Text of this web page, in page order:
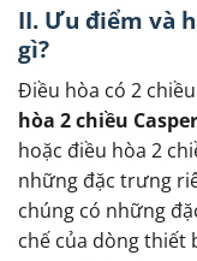
II. Ưu điểm và
gì?
Điều hòa có 2
hòa 2 chiều Casper
hoặc điều hòa 2
những đặc trưng
chúng có những
chế của dòng thiết